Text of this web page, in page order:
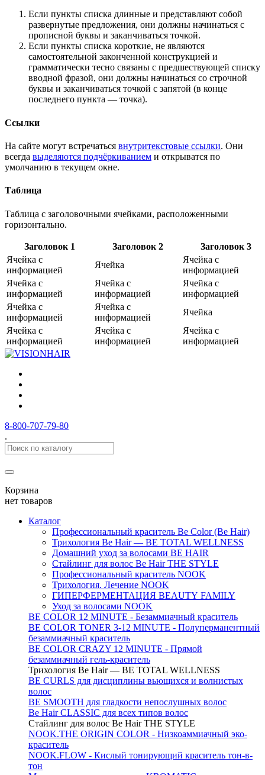
Если пункты списка длинные и представляют собой
развернутые предложения, они должны начинаться с
прописной буквы и заканчиваться точкой.
Если пункты списка короткие, не являются
самостоятельной законченной конструкцией и
грамматически тесно связаны с предшествующей списку
вводной фразой, они должны начинаться со строчной
буквы и заканчиваться точкой с запятой (в конце
последнего пункта — точка).
Ссылки
На сайте могут встречаться внутритекстовые ссылки. Они
всегда выделяются подчёркиванием и открыватся по
умолчанию в текущем окне.
Таблица
Таблица с заголовочными ячейками, расположенными
горизонтально.
Заголовок 1 Заголовок 2
Заголовок 3
Ячейка с
информацией
Ячейка
Ячейка с
информацией
Ячейка с
информацией
Ячейка с
информацией
Ячейка с
информацией
Ячейка с
информацией
Ячейка с
информацией
Ячейка
Ячейка с
информацией
Ячейка с
информацией
Ячейка с
информацией
8-800-707-79-80
.
Корзина
нет товаров
Каталог
Профессиональный краситель Be Color (Be Hair)
Трихология Be Hair — BE TOTAL WELLNESS
Домашний уход за волосами BE HAIR
Стайлинг для волос Be Hair THE STYLE
Профессиональный краситель NOOK
Трихология. Лечение NOOK
ГИПЕРФЕРМЕНТАЦИЯ BEAUTY FAMILY
Уход за волосами NOOK
BE COLOR 12 MINUTE - Безаммиачный краситель
BE COLOR TONER 3-12 MINUTE - Полуперманентный
безаммиачный краситель
BE COLOR CRAZY 12 MINUTE - Прямой
безаммиачный гель-краситель
Трихология Be Hair — BE TOTAL WELLNESS
BE CURLS для дисциплины вьющихся и волнистых
волос
BE SMOOTH для гладкости непослушных волос
Be Hair CLASSIC для всех типов волос
Стайлинг для волос Be Hair THE STYLE
NOOK.THE ORIGIN COLOR - Низкоаммиачный эко-
краситель
NOOK.FLOW - Кислый тонирующий краситель тон-в-
тон